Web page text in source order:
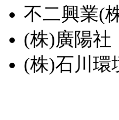
不二興業(
(株)廣陽社
(株)石川環